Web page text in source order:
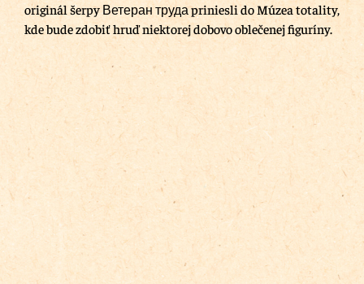
originál šerpyВетеран трудаpriniesli do Múzea totality,
kde bude zdobiť hruď niektorej dobovo oblečenej figuríny.